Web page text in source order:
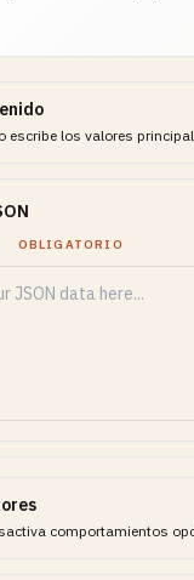
escribe los valores
OBLIGATORIO
comportamientos